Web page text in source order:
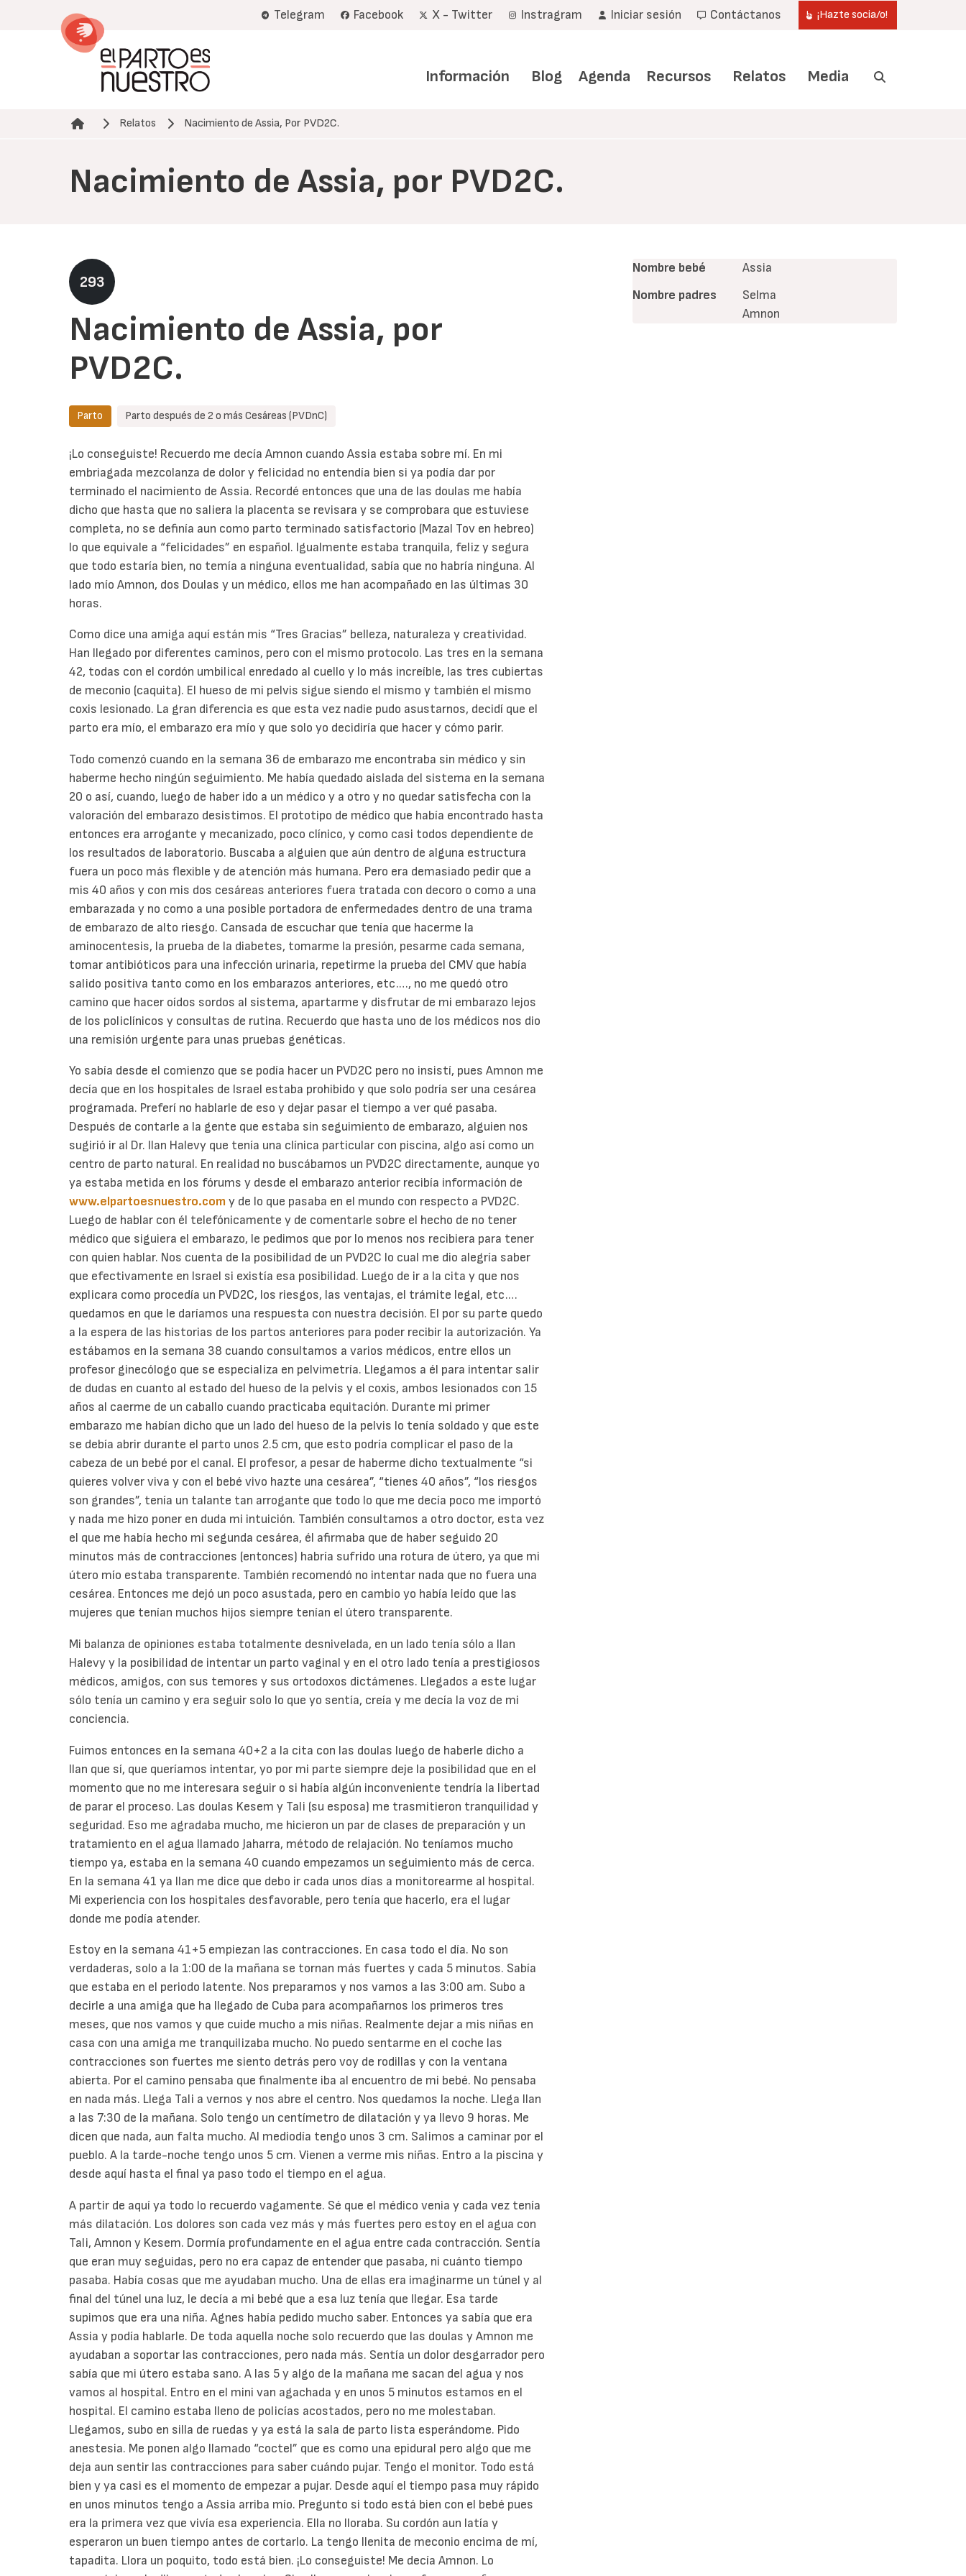
Telegram Facebook X - Twitter Instragram Iniciar sesión Contáctanos ¡Hazte socia/o!
Información Blog Agenda Recursos Relatos Media
Ruta de navegación
Relatos Nacimiento de Assia, Por PVD2C.
Nacimiento de Assia, por PVD2C.
293
Nacimiento de Assia, por
PVD2C.
Parto Parto después de 2 o más Cesáreas (PVDnC)
¡Lo conseguiste! Recuerdo me decía Amnon cuando Assia estaba sobre mí. En mi
embriagada mezcolanza de dolor y felicidad no entendía bien si ya podía dar por
terminado el nacimiento de Assia. Recordé entonces que una de las doulas me había
dicho que hasta que no saliera la placenta se revisara y se comprobara que estuviese
completa, no se definía aun como parto terminado satisfactorio (Mazal Tov en hebreo)
lo que equivale a “felicidades” en español. Igualmente estaba tranquila, feliz y segura
que todo estaría bien, no temía a ninguna eventualidad, sabía que no habría ninguna. Al
lado mío Amnon, dos Doulas y un médico, ellos me han acompañado en las últimas 30
horas.
Como dice una amiga aquí están mis “Tres Gracias” belleza, naturaleza y creatividad.
Han llegado por diferentes caminos, pero con el mismo protocolo. Las tres en la semana
42, todas con el cordón umbilical enredado al cuello y lo más increíble, las tres cubiertas
de meconio (caquita). El hueso de mi pelvis sigue siendo el mismo y también el mismo
coxis lesionado. La gran diferencia es que esta vez nadie pudo asustarnos, decidí que el
parto era mío, el embarazo era mío y que solo yo decidiría que hacer y cómo parir.
Todo comenzó cuando en la semana 36 de embarazo me encontraba sin médico y sin
haberme hecho ningún seguimiento. Me había quedado aislada del sistema en la semana
20 o así, cuando, luego de haber ido a un médico y a otro y no quedar satisfecha con la
valoración del embarazo desistimos. El prototipo de médico que había encontrado hasta
entonces era arrogante y mecanizado, poco clínico, y como casi todos dependiente de
los resultados de laboratorio. Buscaba a alguien que aún dentro de alguna estructura
fuera un poco más flexible y de atención más humana. Pero era demasiado pedir que a
mis 40 años y con mis dos cesáreas anteriores fuera tratada con decoro o como a una
embarazada y no como a una posible portadora de enfermedades dentro de una trama
de embarazo de alto riesgo. Cansada de escuchar que tenía que hacerme la
aminocentesis, la prueba de la diabetes, tomarme la presión, pesarme cada semana,
tomar antibióticos para una infección urinaria, repetirme la prueba del CMV que había
salido positiva tanto como en los embarazos anteriores, etc.…, no me quedó otro
camino que hacer oídos sordos al sistema, apartarme y disfrutar de mi embarazo lejos
de los policlínicos y consultas de rutina. Recuerdo que hasta uno de los médicos nos dio
una remisión urgente para unas pruebas genéticas.
Yo sabía desde el comienzo que se podía hacer un PVD2C pero no insistí, pues Amnon me
decía que en los hospitales de Israel estaba prohibido y que solo podría ser una cesárea
programada. Preferí no hablarle de eso y dejar pasar el tiempo a ver qué pasaba.
Después de contarle a la gente que estaba sin seguimiento de embarazo, alguien nos
sugirió ir al Dr. Ilan Halevy que tenía una clínica particular con piscina, algo así como un
centro de parto natural. En realidad no buscábamos un PVD2C directamente, aunque yo
ya estaba metida en los fórums y desde el embarazo anterior recibía información de
www.elpartoesnuestro.com y de lo que pasaba en el mundo con respecto a PVD2C.
Luego de hablar con él telefónicamente y de comentarle sobre el hecho de no tener
médico que siguiera el embarazo, le pedimos que por lo menos nos recibiera para tener
con quien hablar. Nos cuenta de la posibilidad de un PVD2C lo cual me dio alegría saber
que efectivamente en Israel si existía esa posibilidad. Luego de ir a la cita y que nos
explicara como procedía un PVD2C, los riesgos, las ventajas, el trámite legal, etc.…
quedamos en que le daríamos una respuesta con nuestra decisión. El por su parte quedo
a la espera de las historias de los partos anteriores para poder recibir la autorización. Ya
estábamos en la semana 38 cuando consultamos a varios médicos, entre ellos un
profesor ginecólogo que se especializa en pelvimetría. Llegamos a él para intentar salir
de dudas en cuanto al estado del hueso de la pelvis y el coxis, ambos lesionados con 15
años al caerme de un caballo cuando practicaba equitación. Durante mi primer
embarazo me habían dicho que un lado del hueso de la pelvis lo tenía soldado y que este
se debía abrir durante el parto unos 2.5 cm, que esto podría complicar el paso de la
cabeza de un bebé por el canal. El profesor, a pesar de haberme dicho textualmente “si
quieres volver viva y con el bebé vivo hazte una cesárea”, “tienes 40 años”, “los riesgos
son grandes”, tenía un talante tan arrogante que todo lo que me decía poco me importó
y nada me hizo poner en duda mi intuición. También consultamos a otro doctor, esta vez
el que me había hecho mi segunda cesárea, él afirmaba que de haber seguido 20
minutos más de contracciones (entonces) habría sufrido una rotura de útero, ya que mi
útero mío estaba transparente. También recomendó no intentar nada que no fuera una
cesárea. Entonces me dejó un poco asustada, pero en cambio yo había leído que las
mujeres que tenían muchos hijos siempre tenían el útero transparente.
Mi balanza de opiniones estaba totalmente desnivelada, en un lado tenía sólo a Ilan
Halevy y la posibilidad de intentar un parto vaginal y en el otro lado tenía a prestigiosos
médicos, amigos, con sus temores y sus ortodoxos dictámenes. Llegados a este lugar
sólo tenía un camino y era seguir solo lo que yo sentía, creía y me decía la voz de mi
conciencia.
Fuimos entonces en la semana 40+2 a la cita con las doulas luego de haberle dicho a
Ilan que sí, que queríamos intentar, yo por mi parte siempre deje la posibilidad que en el
momento que no me interesara seguir o si había algún inconveniente tendría la libertad
de parar el proceso. Las doulas Kesem y Tali (su esposa) me trasmitieron tranquilidad y
seguridad. Eso me agradaba mucho, me hicieron un par de clases de preparación y un
tratamiento en el agua llamado Jaharra, método de relajación. No teníamos mucho
tiempo ya, estaba en la semana 40 cuando empezamos un seguimiento más de cerca.
En la semana 41 ya Ilan me dice que debo ir cada unos días a monitorearme al hospital.
Mi experiencia con los hospitales desfavorable, pero tenía que hacerlo, era el lugar
donde me podía atender.
Estoy en la semana 41+5 empiezan las contracciones. En casa todo el día. No son
verdaderas, solo a la 1:00 de la mañana se tornan más fuertes y cada 5 minutos. Sabía
que estaba en el periodo latente. Nos preparamos y nos vamos a las 3:00 am. Subo a
decirle a una amiga que ha llegado de Cuba para acompañarnos los primeros tres
meses, que nos vamos y que cuide mucho a mis niñas. Realmente dejar a mis niñas en
casa con una amiga me tranquilizaba mucho. No puedo sentarme en el coche las
contracciones son fuertes me siento detrás pero voy de rodillas y con la ventana
abierta. Por el camino pensaba que finalmente iba al encuentro de mi bebé. No pensaba
en nada más. Llega Tali a vernos y nos abre el centro. Nos quedamos la noche. Llega Ilan
a las 7:30 de la mañana. Solo tengo un centímetro de dilatación y ya llevo 9 horas. Me
dicen que nada, aun falta mucho. Al mediodía tengo unos 3 cm. Salimos a caminar por el
pueblo. A la tarde-noche tengo unos 5 cm. Vienen a verme mis niñas. Entro a la piscina y
desde aquí hasta el final ya paso todo el tiempo en el agua.
A partir de aquí ya todo lo recuerdo vagamente. Sé que el médico venia y cada vez tenía
más dilatación. Los dolores son cada vez más y más fuertes pero estoy en el agua con
Tali, Amnon y Kesem. Dormía profundamente en el agua entre cada contracción. Sentía
que eran muy seguidas, pero no era capaz de entender que pasaba, ni cuánto tiempo
pasaba. Había cosas que me ayudaban mucho. Una de ellas era imaginarme un túnel y al
final del túnel una luz, le decía a mi bebé que a esa luz tenía que llegar. Esa tarde
supimos que era una niña. Agnes había pedido mucho saber. Entonces ya sabía que era
Assia y podía hablarle. De toda aquella noche solo recuerdo que las doulas y Amnon me
ayudaban a soportar las contracciones, pero nada más. Sentía un dolor desgarrador pero
sabía que mi útero estaba sano. A las 5 y algo de la mañana me sacan del agua y nos
vamos al hospital. Entro en el mini van agachada y en unos 5 minutos estamos en el
hospital. El camino estaba lleno de policías acostados, pero no me molestaban.
Llegamos, subo en silla de ruedas y ya está la sala de parto lista esperándome. Pido
anestesia. Me ponen algo llamado “coctel” que es como una epidural pero algo que me
deja aun sentir las contracciones para saber cuándo pujar. Tengo el monitor. Todo está
bien y ya casi es el momento de empezar a pujar. Desde aquí el tiempo pasa muy rápido
en unos minutos tengo a Assia arriba mío. Pregunto si todo está bien con el bebé pues
era la primera vez que vivía esa experiencia. Ella no lloraba. Su cordón aun latía y
esperaron un buen tiempo antes de cortarlo. La tengo llenita de meconio encima de mí,
tapadita. Llora un poquito, todo está bien. ¡Lo conseguiste! Me decía Amnon. Lo
Nombre bebé
Assia
Nombre padres
Selma
Amnon